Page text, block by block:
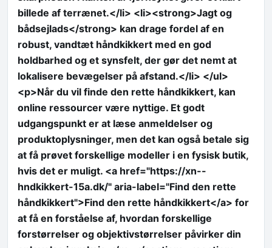
billede af terrænet.</li> <li><strong>Jagt og
bådsejlads</strong> kan drage fordel af en
robust, vandtæt håndkikkert med en god
holdbarhed og et synsfelt, der gør det nemt at
lokalisere bevægelser på afstand.</li> </ul>
<p>Når du vil finde den rette håndkikkert, kan
online ressourcer være nyttige. Et godt
udgangspunkt er at læse anmeldelser og
produktoplysninger, men det kan også betale sig
at få prøvet forskellige modeller i en fysisk butik,
hvis det er muligt. <a href="https://xn--
hndkikkert-15a.dk/" aria-label="Find den rette
håndkikkert">Find den rette håndkikkert</a> for
at få en forståelse af, hvordan forskellige
forstørrelser og objektivstørrelser påvirker din